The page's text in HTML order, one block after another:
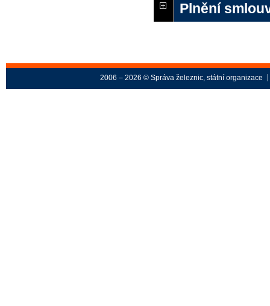
Plnění
2006 – 2026 © Správa železnic, státní organizace